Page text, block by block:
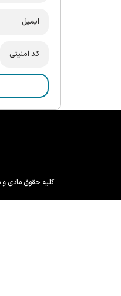
کلیه حقوق مادی و